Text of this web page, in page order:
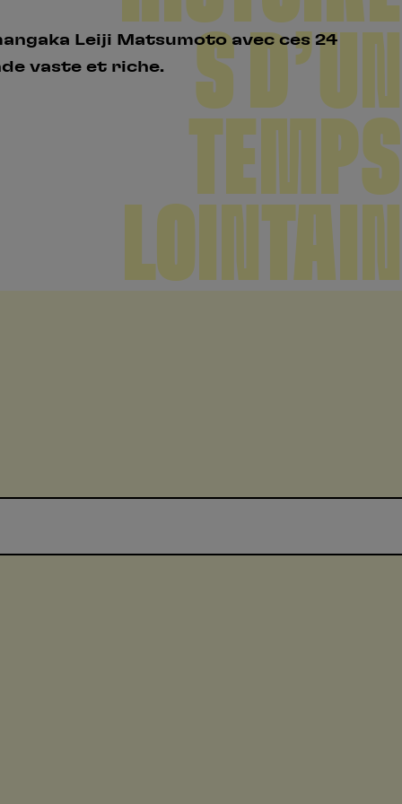
Leiji Matsumoto avec ces 24
vaste et riche.
S D’UN
TEMPS
LOINTAIN